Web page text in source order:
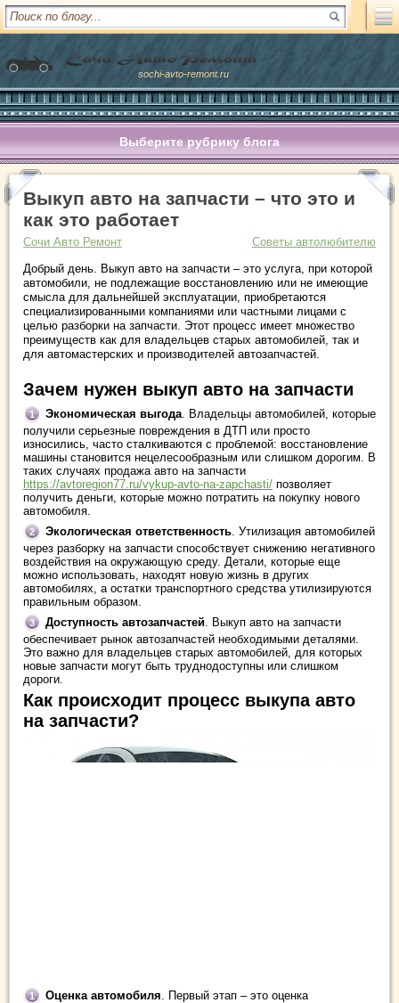
sochi-avto-remont.ru
Выберите рубрику блога
Выкуп авто на запчасти – что это и
как это работает
Сочи Авто Ремонт
Советы автолюбителю
Добрый день. Выкуп авто на запчасти – это услуга, при которой
автомобили, не подлежащие восстановлению или не имеющие
смысла для дальнейшей эксплуатации, приобретаются
специализированными компаниями или частными лицами с
целью разборки на запчасти. Этот процесс имеет множество
преимуществ как для владельцев старых автомобилей, так и
для автомастерских и производителей автозапчастей.
Зачем нужен выкуп авто на запчасти
Экономическая выгода. Владельцы автомобилей, которые
получили серьезные повреждения в ДТП или просто
износились, часто сталкиваются с проблемой: восстановление
машины становится нецелесообразным или слишком дорогим. В
таких случаях продажа авто на запчасти
https://avtoregion77.ru/vykup-avto-na-zapchasti/ позволяет
получить деньги, которые можно потратить на покупку нового
автомобиля.
Экологическая ответственность. Утилизация автомобилей
через разборку на запчасти способствует снижению негативного
воздействия на окружающую среду. Детали, которые еще
можно использовать, находят новую жизнь в других
автомобилях, а остатки транспортного средства утилизируются
правильным образом.
Доступность автозапчастей. Выкуп авто на запчасти
обеспечивает рынок автозапчастей необходимыми деталями.
Это важно для владельцев старых автомобилей, для которых
новые запчасти могут быть труднодоступны или слишком
дороги.
Как происходит процесс выкупа авто
на запчасти?
Оценка автомобиля . Первый этап – это оценка